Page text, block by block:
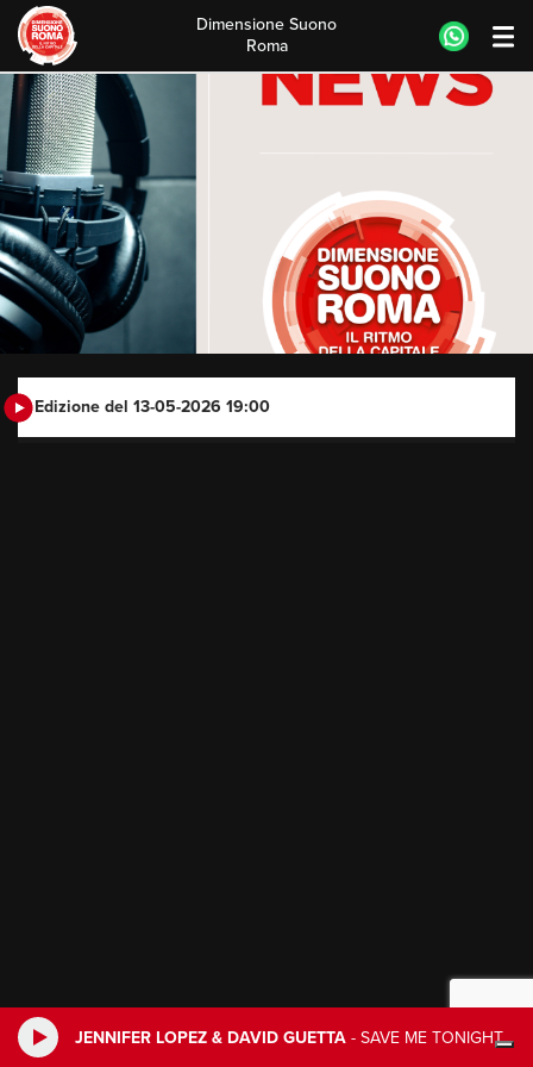
JENNIFER LOPEZ & DAVID GUETTA - SAVE ME TONIGHT
Skip
to
content
Dimensione Suono
Roma
Edizione del 13-05-2026 19:00